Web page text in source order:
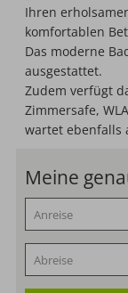
Ihren
komfortablen
Das moderne
ausgestattet.
Zudem verfügt
Zimmersafe,
wartet ebenfalls
Meine